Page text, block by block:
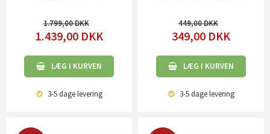
1.799,00
1.439,00 DKK
LÆG I KURVEN
3-5 dagelevering
449,00
349,00 DKK
LÆG I KURVEN
3-5 dagelevering